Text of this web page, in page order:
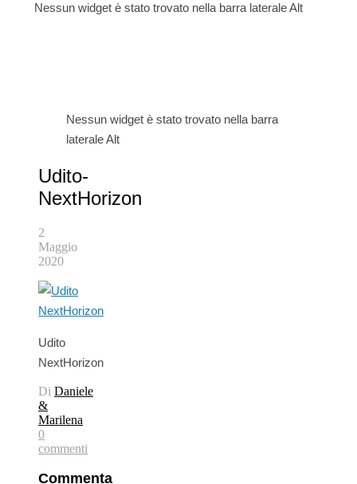
Nessun widget è stato trovato nella barra laterale Alt
Nessun widget è stato trovato nella barra
laterale Alt
Udito-
NextHorizon
2
Maggio
2020
Udito
NextHorizon
Di Daniele
&
Marilena
0
commenti
Commenta